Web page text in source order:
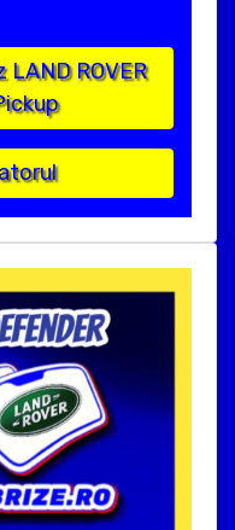
ROVER